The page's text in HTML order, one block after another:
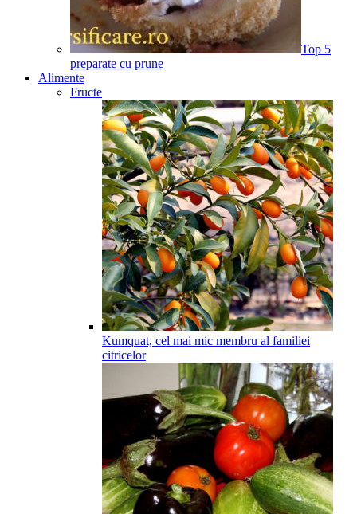
Top 5
preparate cu prune
Alimente
Fructe
Kumquat, cel mai mic membru al familiei
citricelor